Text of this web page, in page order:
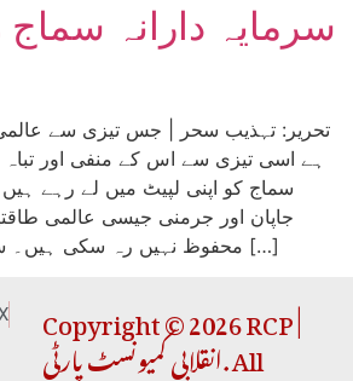
سرمایہ دارانہ سماج
ہے اسی تیزی سے اس کے منفی اور تباہ
سماج کو اپنی لپیٹ میں لے رہے
جاپان اور جرمنی جیسی عالمی
محفوظ نہیں رہ سکی ہیں۔ سماجی گراوٹ، جنگ و […]
Copyright © 2026 RCP |
انقلابی کمیونسٹ پارٹی. All